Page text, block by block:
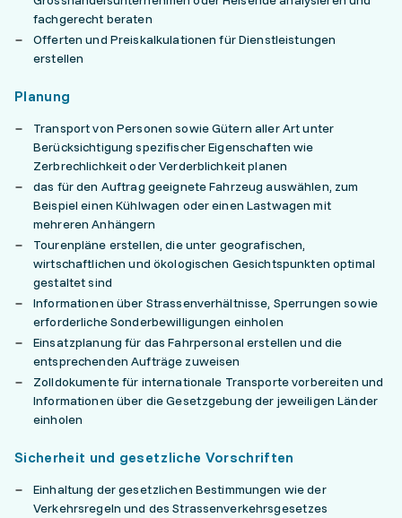
fachgerecht beraten
Offerten und Preiskalkulationen für Dienstleistungen
erstellen
Planung
Transport von Personen sowie Gütern aller Art unter
Berücksichtigung spezifischer Eigenschaften wie
Zerbrechlichkeit oder Verderblichkeit planen
das für den Auftrag geeignete Fahrzeug auswählen, zum
Beispiel einen Kühlwagen oder einen Lastwagen mit
mehreren Anhängern
Tourenpläne erstellen, die unter geografischen,
wirtschaftlichen und ökologischen Gesichtspunkten optimal
gestaltet sind
Informationen über Strassenverhältnisse, Sperrungen sowie
erforderliche Sonderbewilligungen einholen
Einsatzplanung für das Fahrpersonal erstellen und die
entsprechenden Aufträge zuweisen
Zolldokumente für internationale Transporte vorbereiten und
Informationen über die Gesetzgebung der jeweiligen Länder
einholen
Sicherheit und gesetzliche Vorschriften
Einhaltung der gesetzlichen Bestimmungen wie der
Verkehrsregeln und des Strassenverkehrsgesetzes